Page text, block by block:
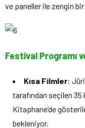
ve paneller ile zengin
Festival Programı
Kısa Filmler:
tarafından seçilen 35
Kitaphane’de
bekleniyor.